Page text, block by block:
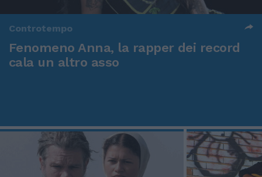
Controtempo
Fenomeno Anna, la rapper dei record
cala un altro asso